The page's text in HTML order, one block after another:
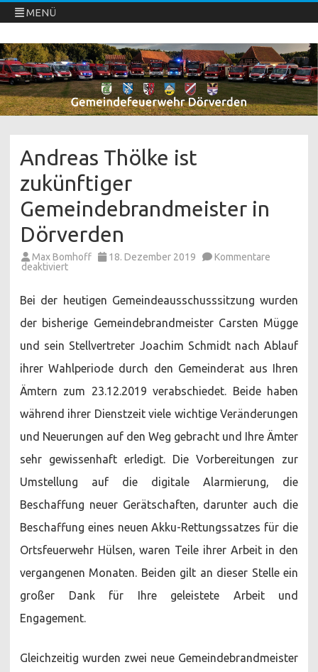
MENÜ
Freiwillige Feuerwehren Dörverden
Direkt
zum
Inhalt
springen
Andreas Thölke ist
zukünftiger
Gemeindebrandmeister in
Dörverden
Max Bomhoff 18. Dezember 2019
Kommentare
deaktiviertfür
ist
zukünftiger
Gemeindebrandmeister
in
Bei der heutigen Gemeindeausschusssitzung wurden
der bisherige Gemeindebrandmeister Carsten Mügge
und sein Stellvertreter Joachim Schmidt nach Ablauf
ihrer Wahlperiode durch den Gemeinderat aus Ihren
Ämtern zum 23.12.2019 verabschiedet. Beide haben
während ihrer Dienstzeit viele wichtige Veränderungen
und Neuerungen auf den Weg gebracht und Ihre Ämter
sehr gewissenhaft erledigt. Die Vorbereitungen zur
Umstellung auf die digitale Alarmierung, die
Beschaffung neuer Gerätschaften, darunter auch die
Beschaffung eines neuen Akku-Rettungssatzes für die
Ortsfeuerwehr Hülsen, waren Teile ihrer Arbeit in den
vergangenen Monaten. Beiden gilt an dieser Stelle ein
großer Dank für Ihre geleistete Arbeit und
Engagement.
Gleichzeitig wurden zwei neue Gemeindebrandmeister